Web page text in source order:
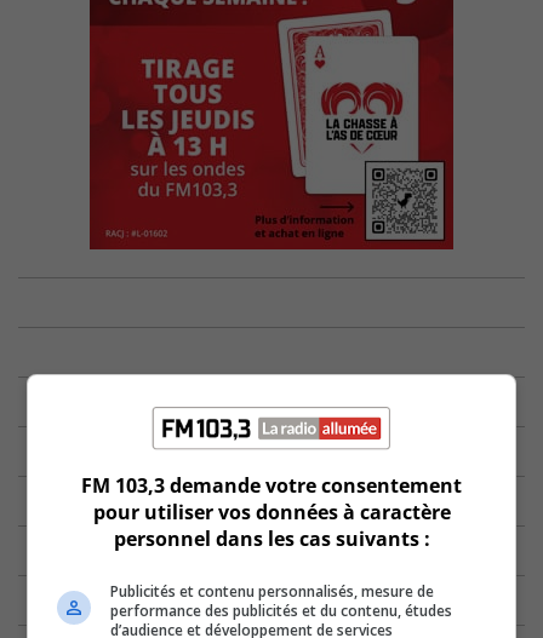
FM 103,3 demande votre consentement
pour utiliser vos données à caractère
personnel dans les cas suivants :
Publicités et contenu personnalisés, mesure de
performance des publicités et du contenu, études
d’audience et développement de services